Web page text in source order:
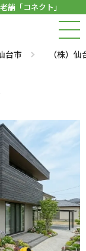
舗「コネクト」
台市 （株）